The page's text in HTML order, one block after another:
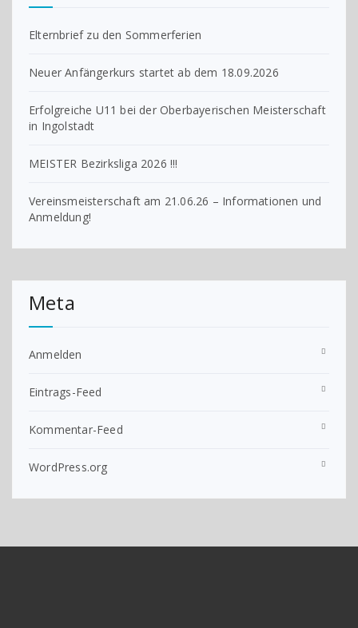
Elternbrief zu den Sommerferien
Neuer Anfängerkurs startet ab dem 18.09.2026
Erfolgreiche U11 bei der Oberbayerischen Meisterschaft
in Ingolstadt
MEISTER Bezirksliga 2026 !!!
Vereinsmeisterschaft am 21.06.26 – Informationen und
Anmeldung!
Meta
Anmelden
Eintrags-Feed
Kommentar-Feed
WordPress.org